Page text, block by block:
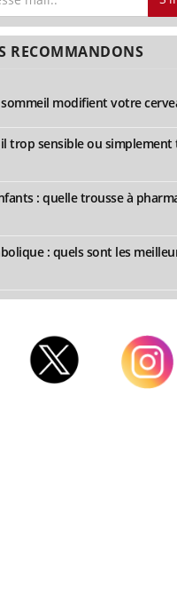
RECOMMANDONS
modifient votre
trop sensible ou simplement
: quelle trousse à
: quels sont les